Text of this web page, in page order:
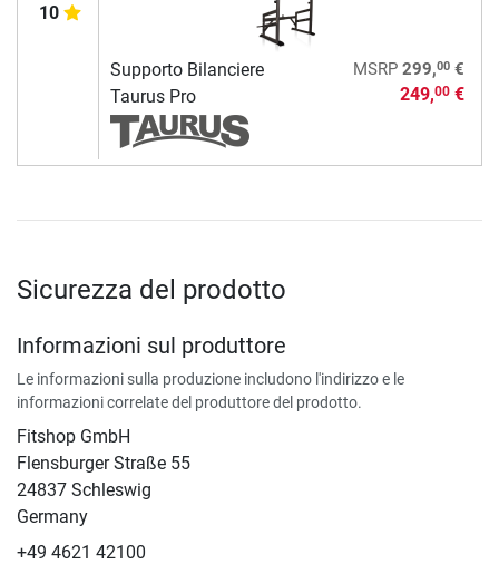
10
Supporto Bilanciere
Taurus Pro
MSRP 299,00€
249,00€
Sicurezza del prodotto
Informazioni sul produttore
Le informazioni sulla produzione includono l'indirizzo e le
informazioni correlate del produttore del prodotto.
Fitshop GmbH
Flensburger Straße 55
24837 Schleswig
Germany
+49 4621 42100